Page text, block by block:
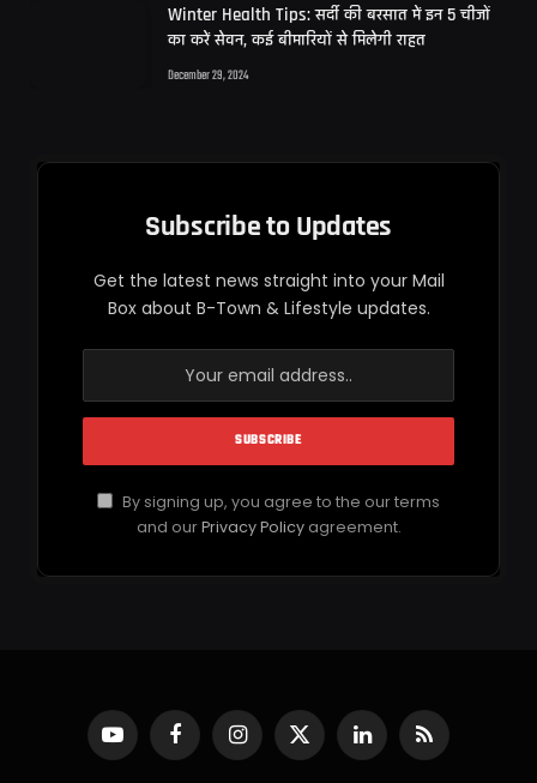
Winter Health Tips: सर्दी की बरसात में इन 5 चीजों
का करें सेवन, कई बीमारियों से मिलेगी राहत
December 29, 2024
Subscribe to Updates
Get the latest news straight into your Mail
Box about B-Town & Lifestyle updates.
By signing up, you agree to the our terms
and ourPrivacy Policyagreement.
YouTubeFacebookInstagram
X
(Twitter)
LinkedInRSS